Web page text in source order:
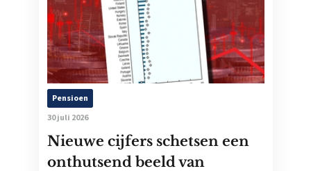
Pensioen
30 juli 2026
Nieuwe cijfers schetsen een
onthutsend beeld van